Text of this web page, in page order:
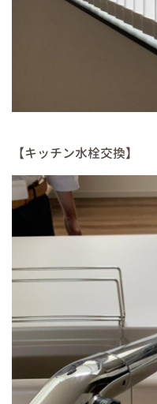
【キッチン水栓交換】